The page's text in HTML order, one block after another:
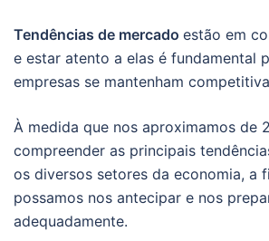
Tendências de mercado estão em
e estar atento a elas é fundamental
empresas se mantenham
À medida que nos aproximamos de
compreender as principais
os diversos setores da economia, a
possamos nos antecipar e nos
adequadamente.